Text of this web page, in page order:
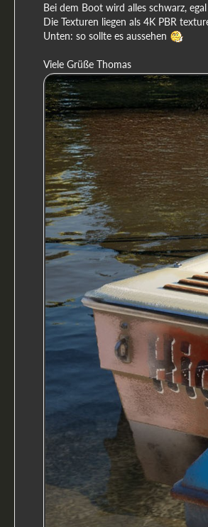
Bei dem Boot wird alles schwarz,
Die Texturen liegen als 4K PBR
Unten: so sollte es aussehen
Viele Grüße Thomas